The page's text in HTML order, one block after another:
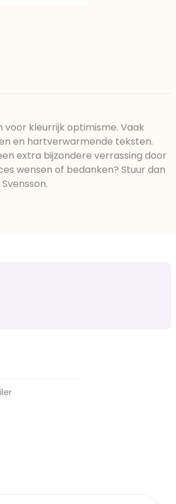
voor kleurrijk optimisme. Vaak
en hartverwarmende teksten.
extra bijzondere verrassing door
wensen of bedanken? Stuur dan